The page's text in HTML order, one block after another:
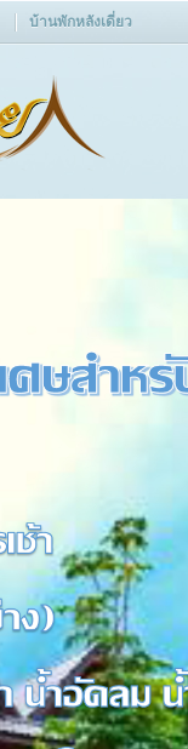
บ้านพักหลังเดี่ยว